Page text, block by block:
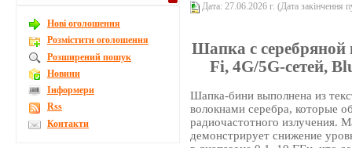
Дата: 27.06.2026 г. (Дата закінчення
Шапка с
Fi, 4G/5G-сетей,
Шапка-бини выполнена из
волокнами серебра, которые
радиочастотного излучения.
демонстрирует снижение
Новi оголошення
Розмістити оголошення
Розширений пошук
Новини
Інформери
Rss
Контакти